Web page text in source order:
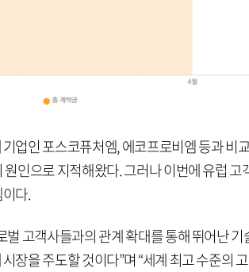
업인 포스코퓨처엠, 에코프로비엠 등과 비
인으로 지적해왔다. 그러나 이번에 유럽
다.
벌 고객사들과의 관계 확대를 통해 뛰어난
장을 주도할 것이다”며 “세계 최고 수준의